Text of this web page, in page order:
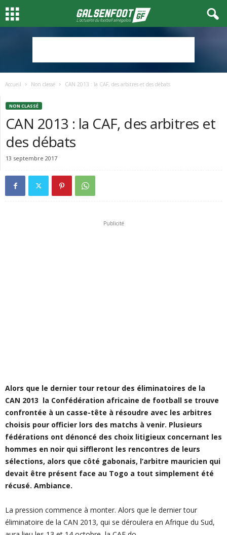
Accueil Non classé CAN 2013 : la CAF, des arbitres et des débats
NON CLASSÉ
CAN 2013 : la CAF, des arbitres et
des débats
13 septembre 2017
Publicité
Alors que le dernier tour retour des éliminatoires de la
CAN 2013 la Confédération africaine de football se trouve
confrontée à un casse-tête à résoudre avec les arbitres
choisis pour officier lors des matchs à venir. Plusieurs
fédérations ont dénoncé des choix litigieux concernant les
hommes en noir qui siffleront les rencontres de leurs
sélections, alors que côté gabonais, l’arbitre mauricien qui
devait être présent face au Togo a tout simplement été
récusé. Ambiance.
La pression commence à monter. Alors que le dernier tour
éliminatoire de la CAN 2013, qui se déroulera en Afrique du Sud,